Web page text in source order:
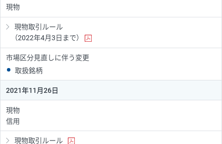
現物
現物取引ルール
（2022年4月3日まで）
市場区分見直しに伴う変更
取扱銘柄
2021年11月26日
現物
信用
現物取引ルール